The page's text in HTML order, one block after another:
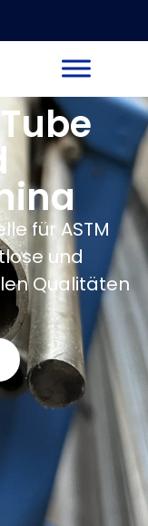
für ASTM
und
Qualitäten